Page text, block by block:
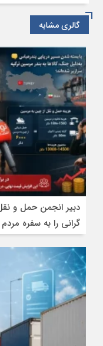
گالری مشابه
دبیر انجمن حمل‌ و
گرانی را به سفره